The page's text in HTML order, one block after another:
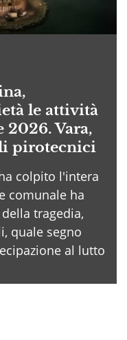
le attività
2026. Vara,
pirotecnici
colpito l'intera
comunale ha
tragedia,
quale segno
al lutto